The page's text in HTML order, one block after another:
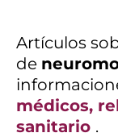
Artículos
de
médicos,
sanitario .